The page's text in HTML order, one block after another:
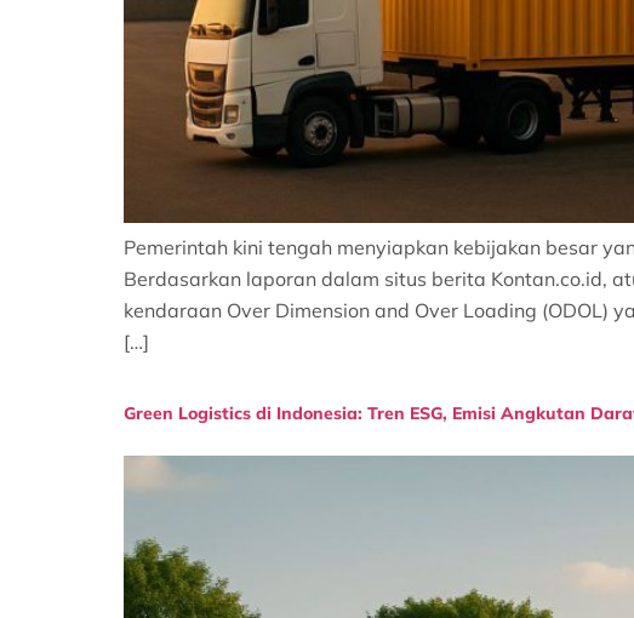
Pemerintah kini tengah menyiapkan kebijakan besar
Berdasarkan laporan dalam situs berita Kontan.co.id,
kendaraan Over Dimension and Over Loading (ODOL)
[…]
Green Logistics di Indonesia: Tren ESG, Emisi Angkutan